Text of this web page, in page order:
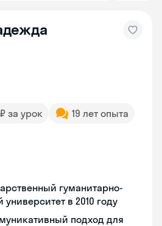
за урок
19 лет опыта
гуманитарно-
университет в 2010 году
подход для